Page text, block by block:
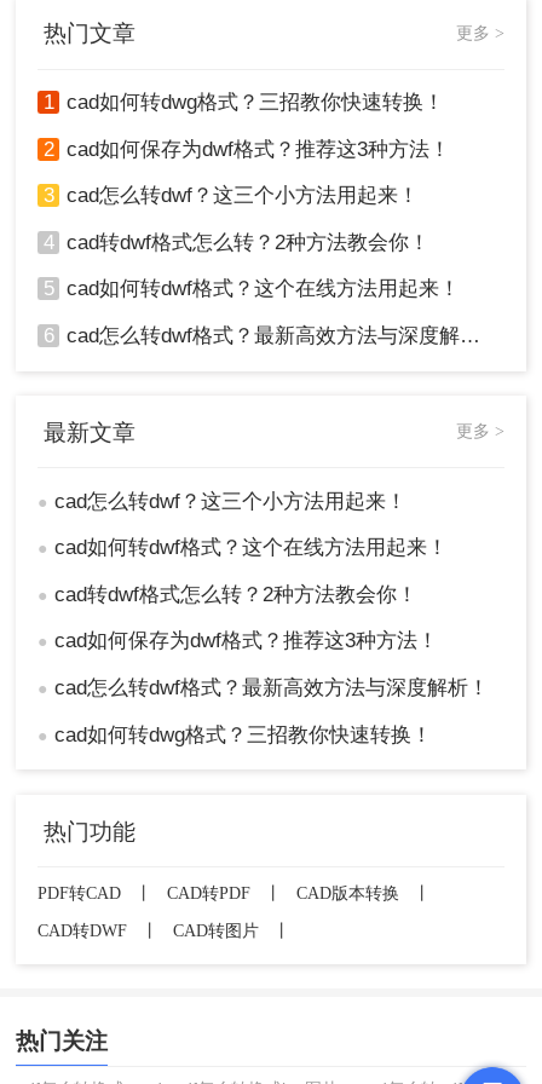
2、选择CAD转换，然后再选CAD转DWF。
简单啦~
四、注意事项
记：
和显示，以免在转换后导致图纸不完整或出现
错误。
要确保在转换前将其嵌入到DWF文件中，以避
免转换后字体和样式失真。
如果CAD文件中使用了外部引用（Xref），需
要将其链接正确，并确保转换时能够正确读取
在保存DWF文件时，可以选择加密和保护文
总结
以上就是cad怎么转dwf的方法介绍了，CAD到DWF
行操作即可。无论是使用AutoCAD软件还是第三方
热门文章 更多 >
1 cad如何转dwg格式？三招教你快速转换！
2 cad如何保存为dwf格式？推荐这3种方法！
3 cad怎么转dwf？这三个小方法用起来！
4 cad转dwf格式怎么转？2种方法教会你！
5 cad如何转dwf格式？这个在线方法用起来！
6 cad怎么转dwf格式？最新高效方法与深度解析！
最新文章 更多 >
● cad怎么转dwf？这三个小方法用起来！
● cad如何转dwf格式？这个在线方法用起来！
● cad转dwf格式怎么转？2种方法教会你！
● cad如何保存为dwf格式？推荐这3种方法！
● cad怎么转dwf格式？最新高效方法与深度解析！
● cad如何转dwg格式？三招教你快速转换！
热门功能
PDF转CAD CAD转PDF CAD版本转换
CAD转DWF
CAD转图片
热门关注